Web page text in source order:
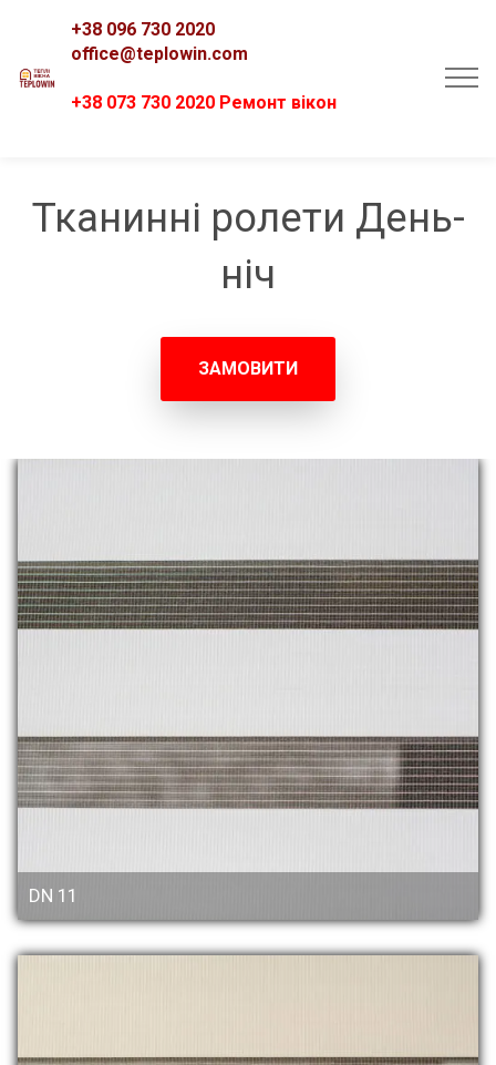
+38 096 730 2020
office@teplowin.com
+38 073 730 2020 Ремонт вікон
Тканинні ролети День-
ніч
ЗАМОВИТИ
DN 11